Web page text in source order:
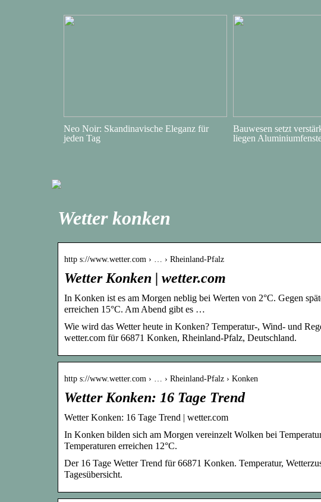
Neo Noir: Skandinavische Eleganz für
jeden Tag
Bauwesen setzt
liegen
Wetter konken
http s://www.wetter.com › … › Rheinland-Pfalz
Wetter Konken | wetter.com
In Konken ist es am Morgen neblig bei Werten von 2°C. Gegen
erreichen 15°C. Am Abend gibt es …
Wie wird das Wetter heute in Konken? Temperatur-, Wind- und
wetter.com für 66871 Konken, Rheinland-Pfalz, Deutschland.
http s://www.wetter.com › … › Rheinland-Pfalz › Konken
Wetter Konken: 16 Tage Trend
Wetter Konken: 16 Tage Trend | wetter.com
In Konken bilden sich am Morgen vereinzelt Wolken bei
Temperaturen erreichen 12°C.
Der 16 Tage Wetter Trend für 66871 Konken. Temperatur,
Tagesübersicht.